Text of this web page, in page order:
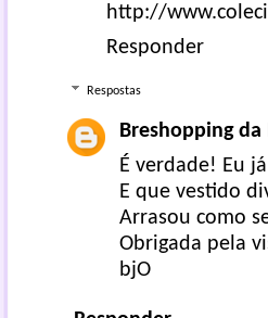
http://
Responder
Respostas
Breshopping da
É verdade! Eu
E que vestido
Arrasou como
Obrigada pela
bjO